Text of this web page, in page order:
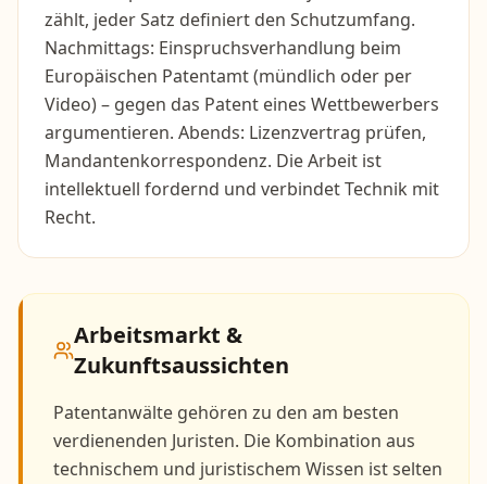
zählt, jeder Satz definiert den Schutzumfang.
Nachmittags: Einspruchsverhandlung beim
Europäischen Patentamt (mündlich oder per
Video) – gegen das Patent eines Wettbewerbers
argumentieren. Abends: Lizenzvertrag prüfen,
Mandantenkorrespondenz. Die Arbeit ist
intellektuell fordernd und verbindet Technik mit
Recht.
Arbeitsmarkt &
Zukunftsaussichten
Patentanwälte gehören zu den am besten
verdienenden Juristen. Die Kombination aus
technischem und juristischem Wissen ist selten